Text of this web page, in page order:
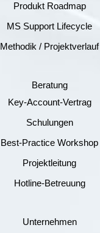
Produkt Roadmap
MS Support Lifecycle
Methodik / Projektverlauf
Beratung
Key-Account-Vertrag
Schulungen
Best-Practice Workshop
Projektleitung
Hotline-Betreuung
Unternehmen